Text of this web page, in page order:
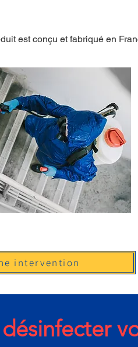
est conçu et fabriqué en
intervention